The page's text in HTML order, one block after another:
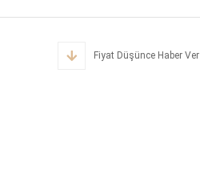
Fiyat Düşünce Haber Ver